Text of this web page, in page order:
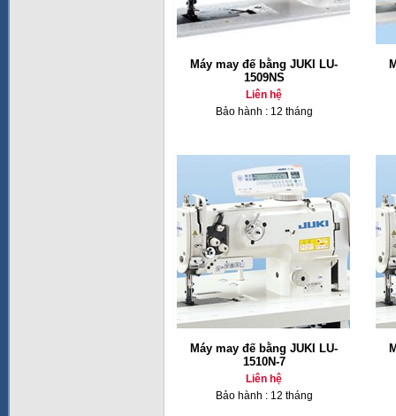
Máy may đế bằng JUKI LU-
1509NS
Liên hệ
Bảo hành : 12 tháng
Máy may đế bằng JUKI LU-
1510N-7
Liên hệ
Bảo hành : 12 tháng